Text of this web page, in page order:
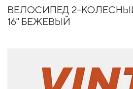
ВЕЛОСИПЕД 2-КОЛЕСНЫЙ
16" БЕЖЕВЫЙ